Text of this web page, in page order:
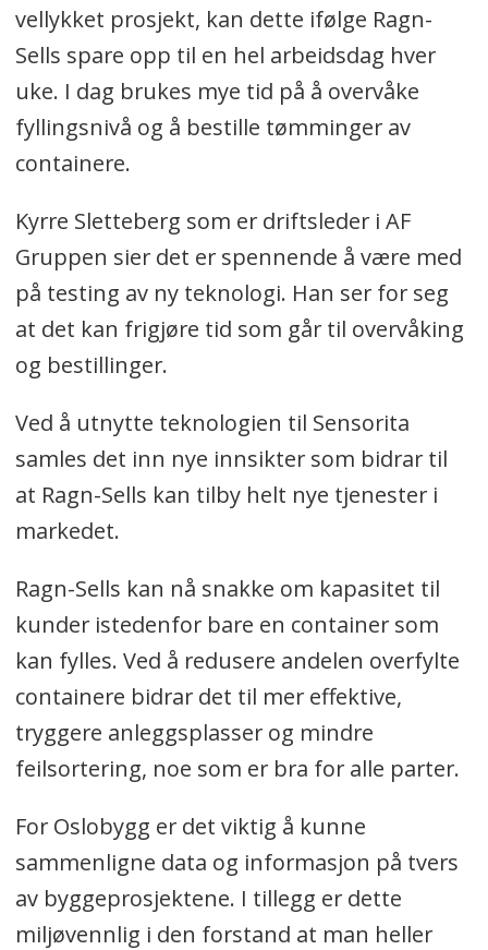
vellykket prosjekt, kan dette ifølge Ragn-
Sells spare opp til en hel arbeidsdag hver
uke. I dag brukes mye tid på å overvåke
fyllingsnivå og å bestille tømminger av
containere.
Kyrre Sletteberg som er driftsleder i AF
Gruppen sier det er spennende å være med
på testing av ny teknologi. Han ser for seg
at det kan frigjøre tid som går til overvåking
og bestillinger.
Ved å utnytte teknologien til Sensorita
samles det inn nye innsikter som bidrar til
at Ragn-Sells kan tilby helt nye tjenester i
markedet.
Ragn-Sells kan nå snakke om kapasitet til
kunder istedenfor bare en container som
kan fylles. Ved å redusere andelen overfylte
containere bidrar det til mer effektive,
tryggere anleggsplasser og mindre
feilsortering, noe som er bra for alle parter.
For Oslobygg er det viktig å kunne
sammenligne data og informasjon på tvers
av byggeprosjektene. I tillegg er dette
miljøvennlig i den forstand at man heller